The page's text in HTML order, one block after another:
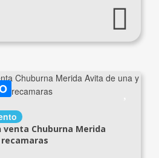
Chuburna Merida